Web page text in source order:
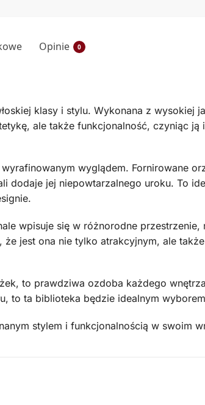
Opinie 0
klasy i stylu. Wykonana z wysokiej
ale także funkcjonalność, czyniąc ją
wyglądem. Fornirowane
dodaje jej niepowtarzalnego uroku. To
wpisuje się w różnorodne przestrzenie,
jest ona nie tylko atrakcyjnym, ale
to prawdziwa ozdoba każdego
to ta biblioteka będzie idealnym
stylem i funkcjonalnością w swoim